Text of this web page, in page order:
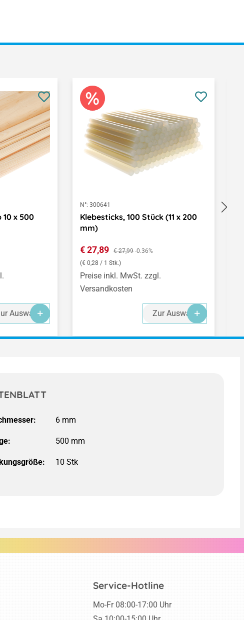
x 500
Auswahl
N°: 300641
Klebesticks, 100 Stück (11 x 200
mm)
Verkaufspreis:
€ 27,89 Regulärer Preis:
€ 27,99 -0.36%
(€ 0,28 / 1 Stk.)
Preise inkl. MwSt. zzgl.
Versandkosten
Zur Auswahl
500 mm
Service-Hotline
Mo-Fr 08:00-17:00 Uhr